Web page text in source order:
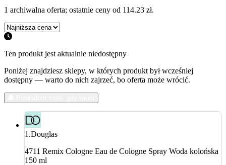
1 archiwalna oferta; ostatnie ceny od 114.23 zł.
Ten produkt jest aktualnie niedostępny
Poniżej znajdziesz sklepy, w których produkt był wcześniej
dostępny — warto do nich zajrzeć, bo oferta może wrócić.
1.Douglas
4711 Remix Cologne Eau de Cologne Spray Woda kolońska
150 ml